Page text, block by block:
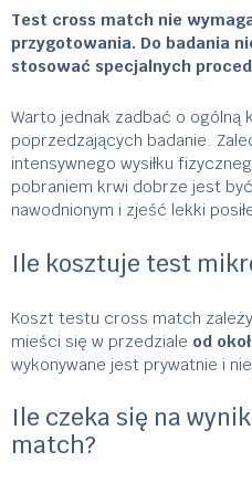
Test cross match nie
przygotowania. Do badania
stosować specjalnych
Warto jednak zadbać o ogólną
poprzedzających badanie.
intensywnego wysiłku
pobraniem krwi dobrze jest
nawodnionym i zjeść lekki
Ile kosztuje test
Koszt testu cross match
mieści się w przedziale od
wykonywane jest prywatnie i
Ile czeka się na
match?